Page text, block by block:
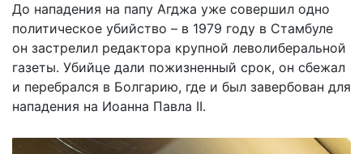
До нападения на папу Агджа уже совершил одно
политическое убийство – в 1979 году в Стамбуле
он застрелил редактора крупной леволиберальной
газеты. Убийце дали пожизненный срок, он сбежал
и перебрался в Болгарию, где и был завербован для
нападения на Иоанна Павла II.